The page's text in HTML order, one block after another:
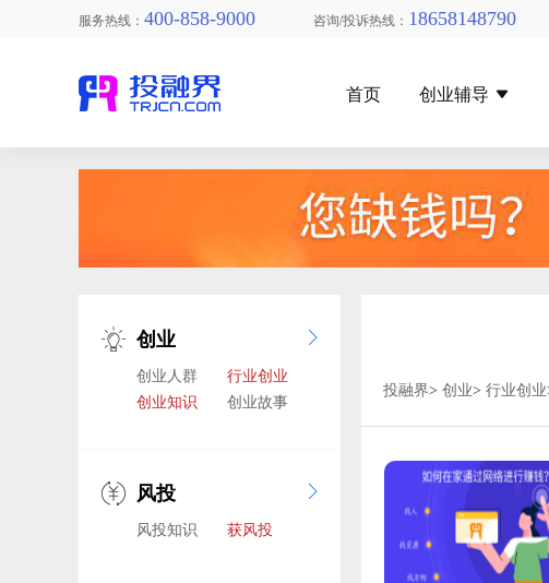
服务热线： 400-858-9000 咨询/投诉热线： 18658148790
首页 创业辅导
创业
创业人群
行业创业
创业知识
创业故事
风投
风投知识 获风投
投融界> 创业> 行业创业